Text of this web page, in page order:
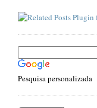
Pesquisa personalizada